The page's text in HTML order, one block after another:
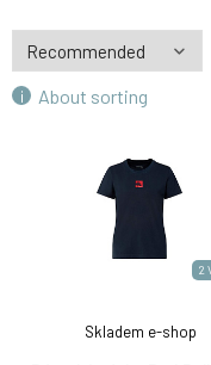
5.
Zimní
edice - S
54.6 EUR
modro
87.5 EUR
Red
modré
104.2 EUR
About sorting
2
Skladem e-shop